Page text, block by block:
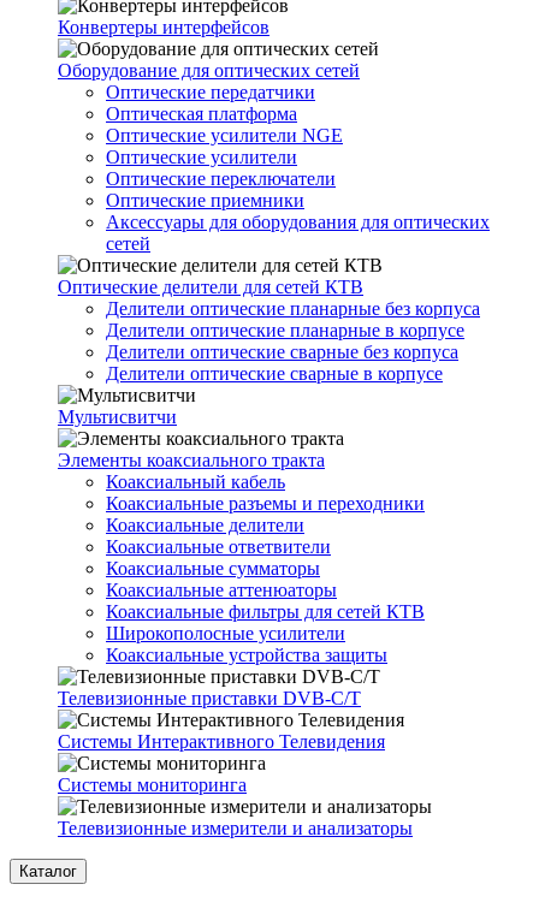
Конвертеры интерфейсов
Оборудование для оптических сетей
Оптические передатчики
Оптическая платформа
Оптические усилители NGE
Оптические усилители
Оптические переключатели
Оптические приемники
Аксессуары для оборудования для оптических
сетей
Оптические делители для сетей КТВ
Делители оптические планарные без корпуса
Делители оптические планарные в корпусе
Делители оптические сварные без корпуса
Делители оптические сварные в корпусе
Мультисвитчи
Элементы коаксиального тракта
Коаксиальный кабель
Коаксиальные разъемы и переходники
Коаксиальные делители
Коаксиальные ответвители
Коаксиальные сумматоры
Коаксиальные аттенюаторы
Коаксиальные фильтры для сетей КТВ
Широкополосные усилители
Коаксиальные устройства защиты
Телевизионные приставки DVB-C/T
Системы Интерактивного Телевидения
Системы мониторинга
Телевизионные измерители и анализаторы
Каталог